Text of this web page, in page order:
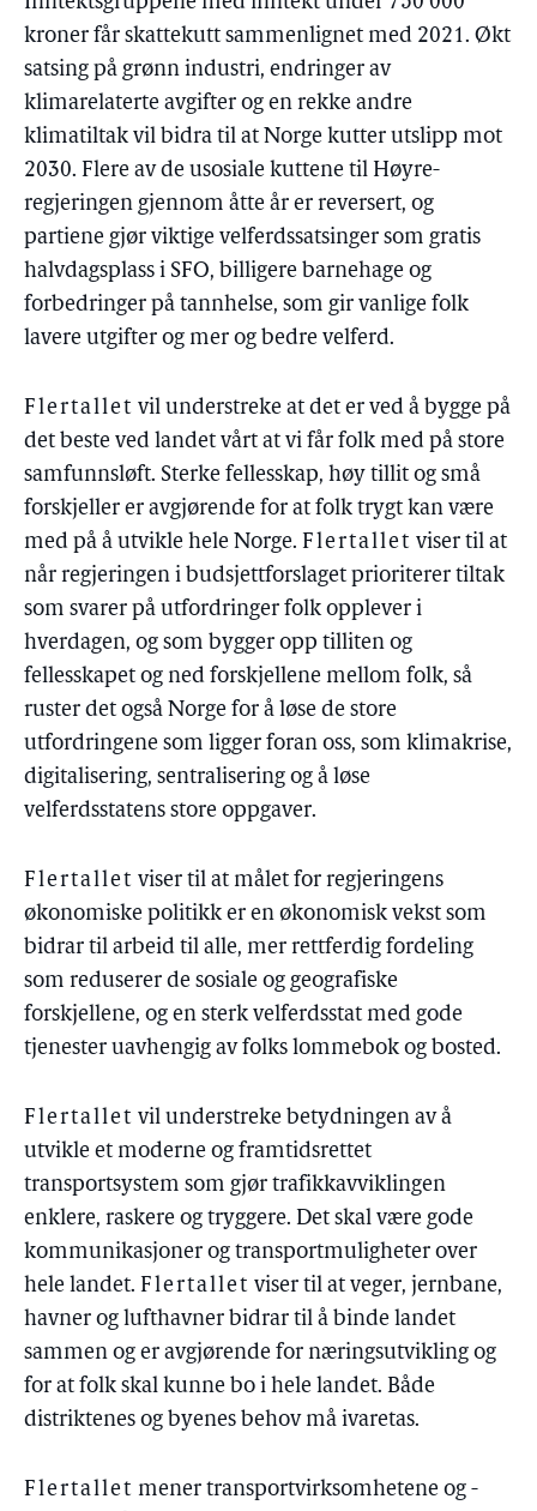
kroner får skattekutt sammenlignet med 2021. Økt
satsing på grønn industri, endringer av
klimarelaterte avgifter og en rekke andre
klimatiltak vil bidra til at Norge kutter utslipp mot
2030. Flere av de usosiale kuttene til Høyre-
regjeringen gjennom åtte år er reversert, og
partiene gjør viktige velferdssatsinger som gratis
halvdagsplass i SFO, billigere barnehage og
forbedringer på tannhelse, som gir vanlige folk
lavere utgifter og mer og bedre velferd.
Flertallet vil understreke at det er ved å bygge på
det beste ved landet vårt at vi får folk med på store
samfunnsløft. Sterke fellesskap, høy tillit og små
forskjeller er avgjørende for at folk trygt kan være
med på å utvikle hele Norge. Flertallet viser til at
når regjeringen i budsjettforslaget prioriterer tiltak
som svarer på utfordringer folk opplever i
hverdagen, og som bygger opp tilliten og
fellesskapet og ned forskjellene mellom folk, så
ruster det også Norge for å løse de store
utfordringene som ligger foran oss, som klimakrise,
digitalisering, sentralisering og å løse
velferdsstatens store oppgaver.
Flertallet viser til at målet for regjeringens
økonomiske politikk er en økonomisk vekst som
bidrar til arbeid til alle, mer rettferdig fordeling
som reduserer de sosiale og geografiske
forskjellene, og en sterk velferdsstat med gode
tjenester uavhengig av folks lommebok og bosted.
Flertallet vil understreke betydningen av å
utvikle et moderne og framtidsrettet
transportsystem som gjør trafikkavviklingen
enklere, raskere og tryggere. Det skal være gode
kommunikasjoner og transportmuligheter over
hele landet. Flertallet viser til at veger, jernbane,
havner og lufthavner bidrar til å binde landet
sammen og er avgjørende for næringsutvikling og
for at folk skal kunne bo i hele landet. Både
distriktenes og byenes behov må ivaretas.
Flertallet mener transportvirksomhetene og -